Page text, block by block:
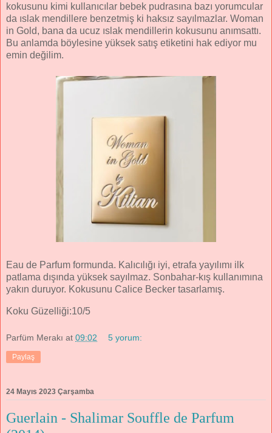
kokusunu kimi kullanıcılar bebek pudrasına bazı yorumcular
da ıslak mendillere benzetmiş ki haksız sayılmazlar. Woman
in Gold, bana da ucuz ıslak mendillerin kokusunu anımsattı.
Bu anlamda böylesine yüksek satış etiketini hak ediyor mu
emin değilim.
Eau de Parfum formunda. Kalıcılığı iyi, etrafa yayılımı ilk
patlama dışında yüksek sayılmaz. Sonbahar-kış kullanımına
yakın duruyor. Kokusunu Calice Becker tasarlamış.
Koku Güzelliği:10/5
Parfüm Merakı at 09:02 5 yorum:
Paylaş
24 Mayıs 2023 Çarşamba
Guerlain - Shalimar Souffle de Parfum